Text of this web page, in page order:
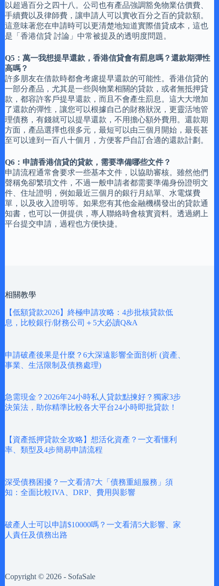
以超過百分之四十八。公司也有產品強調豁免物業估價費、
手續費以及律師費，讓申請人可以實收百分之百的貸款額。
這意味著您在申請時可以更清楚地知道實際借貸成本，這也
是「香港信貸 討論」中常被提及的透明度問題。
Q5：萬一我想提早還款，香港信貸會有罰息嗎？還款期彈性
高嗎？
許多朋友在借款時都會考慮提早還款的可能性。香港信貸的
一部分產品，尤其是一些與物業相關的貸款，或者無抵押貸
款，都容許客戶提早還款，而且不會產生罰息。這大大增加
了還款的彈性，讓您可以根據自己的財務狀況，更靈活地管
理債務，有錢就可以提早還款，不用擔心額外費用。還款期
方面，產品選擇也很多元，最短可以由三個月開始，最長甚
至可以達到一百八十個月，方便客戶自訂合適的還款計劃。
Q6：申請香港信貸的貸款，需要準備哪些文件？
申請流程通常會要求一些基本文件，以協助審核。雖然他們
聲稱免卻繁瑣文件，不過一般申請者都需要準備身份證明文
件、住址證明，例如最近三個月的銀行月結單、水電煤費
單，以及收入證明等。如果您有其他金融機構發出的貸款通
知書，也可以一併提供，專人聯絡時會核實資料。透過網上
平台提交申請，過程也方便快捷。
相關教學
【低額貸款2026】終極申請攻略：4步批核貸款低
息，比較銀行/財務公司＋5大必讀Q&A
申請破產後果是什麼？6大深遠影響全面剖析 (資產、
事業、生活限制及債務處理)
急需現金？2026年24小時私人貸款點揀好？獨家3步
決策法，助你精準比較各大平台24小時即批貸款！
【資產抵押貸款全攻略】想活化資產？一文看懂利
率、類型及4步簡易申請流程
深受債務困擾？一文看清7大「債務重組服務」須
知：全面比較IVA、DRP、費用與影響
破產人士可以申請$10000嗎？一文看清5大影響、家
人責任及債務出路
Copyright © 2026 - SofaSale